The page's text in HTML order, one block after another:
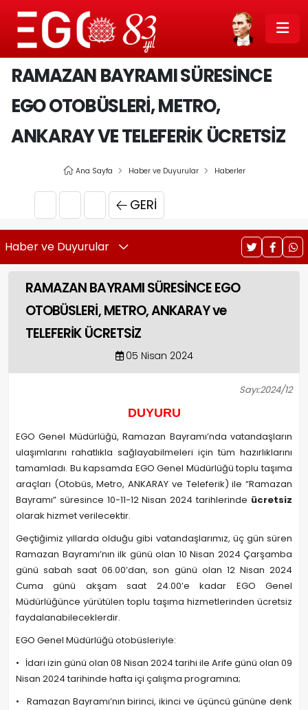
RAMAZAN BAYRAMI SÜRESİNCE
EGO OTOBÜSLERİ, METRO,
ANKARAY VE TELEFERİK ÜCRETSİZ
Ana Sayfa Haber ve Duyurular Haberler
GERI
Haber ve Duyurular
RAMAZAN BAYRAMI SÜRESİNCE EGO
OTOBÜSLERİ, METRO, ANKARAY ve
TELEFERİK ÜCRETSİZ
05 Nisan 2024
Sayı:2024/12
DUYURU
EGO Genel Müdürlüğü, Ramazan Bayramı’nda vatandaşların
ulaşımlarını rahatlıkla sağlayabilmeleri için tüm hazırlıklarını
tamamladı. Bu kapsamda EGO Genel Müdürlüğü toplu taşıma
araçları (Otobüs, Metro, ANKARAY ve Teleferik) ile “Ramazan
Bayramı” süresince 10-11-12 Nisan 2024 tarihlerinde ücretsiz
olarak hizmet verilecektir.
Geçtiğimiz yıllarda olduğu gibi vatandaşlarımız, üç gün süren
Ramazan Bayramı’nın ilk günü olan 10 Nisan 2024 Çarşamba
günü sabah saat 06.00’dan, son günü olan 12 Nisan 2024
Cuma günü akşam saat 24.00’e kadar EGO Genel
Müdürlüğünce yürütülen toplu taşıma hizmetlerinden ücretsiz
faydalanabileceklerdir.
EGO Genel Müdürlüğü otobüsleriyle:
• İdari izin günü olan 08 Nisan 2024 tarihi ile Arife günü olan 09
Nisan 2024 tarihinde hafta içi çalışma programına;
• Ramazan Bayramı’nın birinci, ikinci ve üçüncü gününe denk